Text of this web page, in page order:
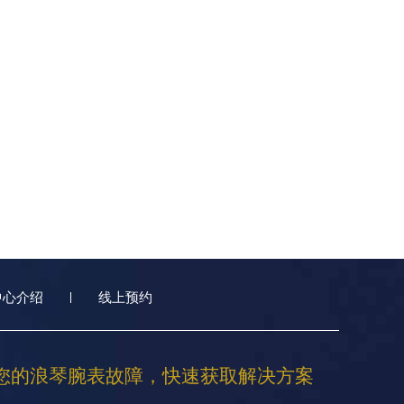
心介绍 线上预约
的浪琴腕表故障，快速获取解决方案